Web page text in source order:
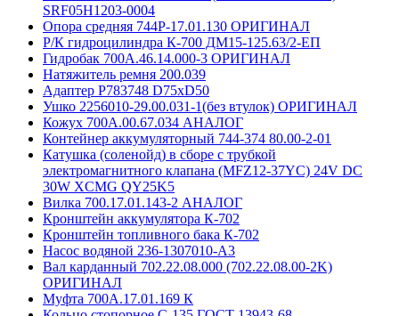
SRF05H1203-0004
Опора средняя 744Р-17.01.130 ОРИГИНАЛ
Р/К гидроцилиндра К-700 ДМ15-125.63/2-ЕП
Гидробак 700А.46.14.000-3 ОРИГИНАЛ
Натяжитель ремня 200.039
Адаптер P783748 D75хD50
Ушко 2256010-29.00.031-1(без втулок) ОРИГИНАЛ
Кожух 700А.00.67.034 АНАЛОГ
Контейнер аккумуляторный 744-374 80.00-2-01
Катушка (соленойд) в сборе с трубкой
электромагнитного клапана (MFZ12-37YC) 24V DC
30W XCMG QY25K5
Вилка 700.17.01.143-2 АНАЛОГ
Кронштейн аккумулятора К-702
Кронштейн топливного бака К-702
Насос водяной 236-1307010-А3
Вал карданный 702.22.08.000 (702.22.08.00-2K)
ОРИГИНАЛ
Муфта 700А.17.01.169 К